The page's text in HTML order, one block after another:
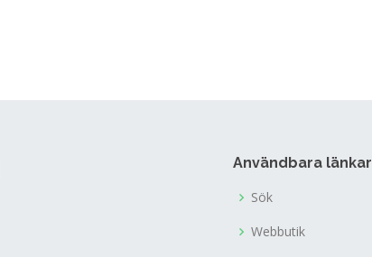
Användbara länkar
Sök
Webbutik